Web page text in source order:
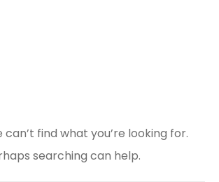
can’t find what you’re looking for.
searching can help.